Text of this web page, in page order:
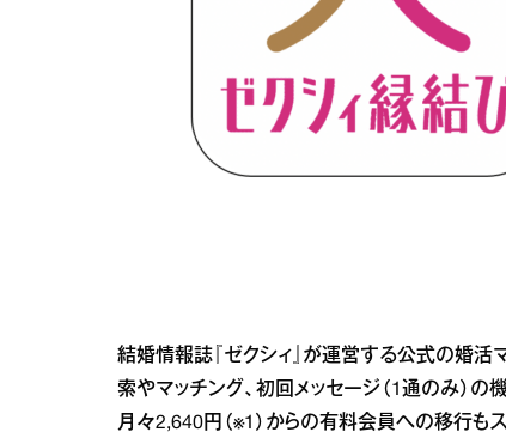
結婚情報誌『ゼクシィ』が運営する公式の婚活
索やマッチング、初回メッセージ（1通のみ）
月々2,640円（※1）からの有料会員への移行も